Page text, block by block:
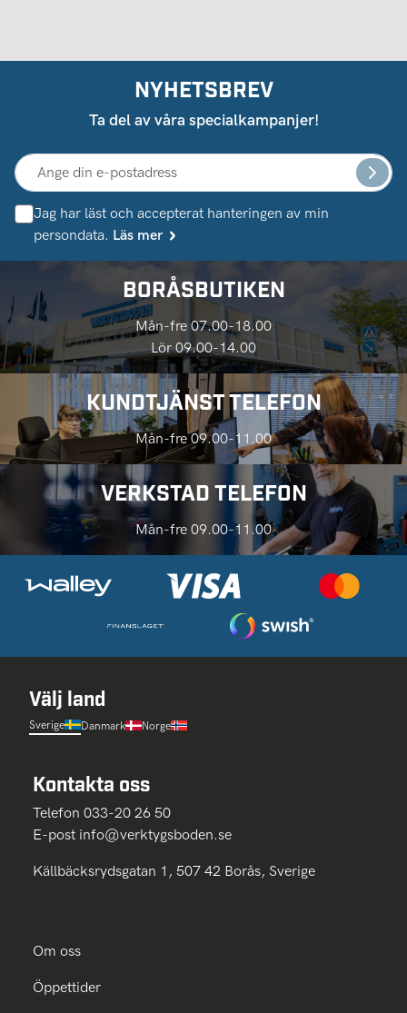
NYHETSBREV
Ta del av våra specialkampanjer!
Jag har läst och accepterat hanteringen av min
persondata. Läs mer
BORÅSBUTIKEN
Mån-fre 07.00-18.00
Lör 09.00-14.00
KUNDTJÄNST TELEFON
Mån-fre 09.00-11.00
VERKSTAD TELEFON
Mån-fre 09.00-11.00
Välj land
Sverige Danmark Norge
Kontakta oss
Telefon 033-20 26 50
E-post info@verktygsboden.se
Källbäcksrydsgatan 1, 507 42 Borås, Sverige
Om oss
Öppettider